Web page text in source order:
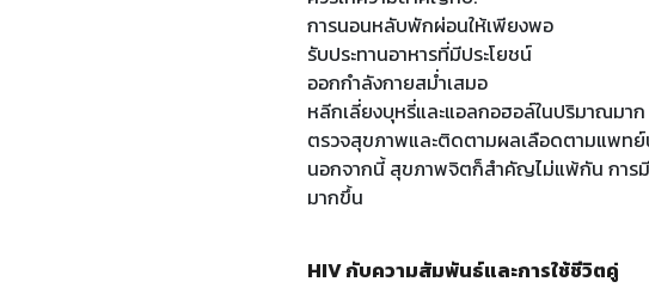
การนอนหลับพักผ่อนให้เพียงพอ
รับประทานอาหารที่มีประโยชน์
ออกกำลังกายสม่ำเสมอ
หลีกเลี่ยงบุหรี่และแอลกอฮอล์ในปริมาณมาก
ตรวจสุขภาพและติดตามผลเลือดตามแพท
นอกจากนี้ สุขภาพจิตก็สำคัญไม่แพ้กัน การมี
มากขึ้น
HIV กับความสัมพันธ์และการใช้ชีวิตคู่